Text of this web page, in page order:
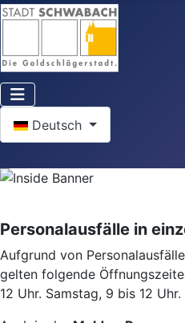
Deutsch
Personalausfälle in
Aufgrund von
gelten folgende
12 Uhr. Samstag, 9 bis 12 Uhr.